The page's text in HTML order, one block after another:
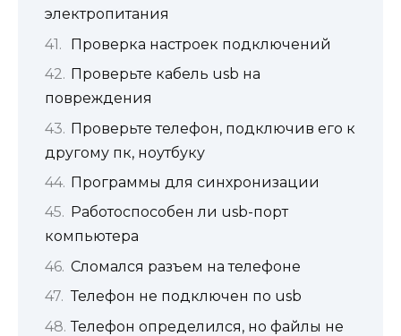
электропитания
Проверка настроек подключений
Проверьте кабель usb на
повреждения
Проверьте телефон, подключив его к
другому пк, ноутбуку
Программы для синхронизации
Работоспособен ли usb-порт
компьютера
Сломался разъем на телефоне
Телефон не подключен по usb
Телефон определился, но файлы не